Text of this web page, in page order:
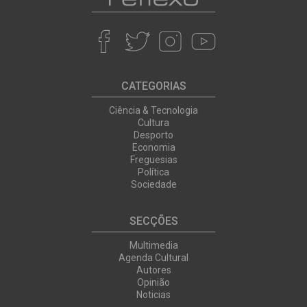
CATEGORIAS
Ciência & Tecnologia
Cultura
Desporto
Economia
Freguesias
Política
Sociedade
SECÇÕES
Multimedia
Agenda Cultural
Autores
Opinião
Noticias